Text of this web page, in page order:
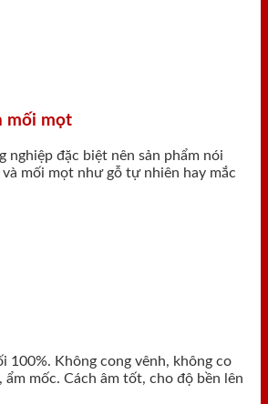
mối mọt
nghiệp đặc biệt nên sản phẩm nói
mối mọt như gỗ tự nhiên hay mắc
100%. Không cong vênh, không co
mốc. Cách âm tốt, cho độ bền lên